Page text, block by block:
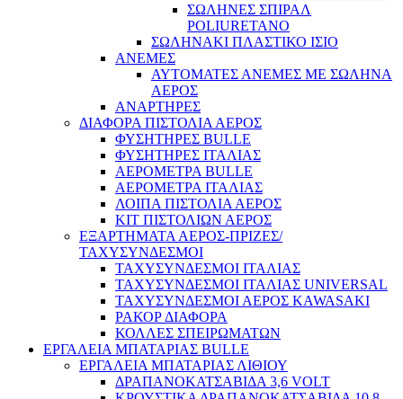
ΣΩΛΗΝΕΣ ΣΠΙΡΑΛ
POLIURETANO
ΣΩΛΗΝΑΚΙ ΠΛΑΣΤΙΚΟ ΙΣΙΟ
ΑΝΕΜΕΣ
ΑΥΤΟΜΑΤΕΣ ΑΝΕΜΕΣ ΜΕ ΣΩΛΗΝΑ
ΑΕΡΟΣ
ΑΝΑΡΤΗΡΕΣ
ΔΙΑΦΟΡΑ ΠΙΣΤΟΛΙΑ ΑΕΡΟΣ
ΦΥΣΗΤΗΡΕΣ BULLE
ΦΥΣΗΤΗΡΕΣ ΙΤΑΛΙΑΣ
ΑΕΡΟΜΕΤΡΑ BULLE
ΑΕΡΟΜΕΤΡΑ ΙΤΑΛΙΑΣ
ΛΟΙΠΑ ΠΙΣΤΟΛΙΑ ΑΕΡΟΣ
ΚΙΤ ΠΙΣΤΟΛΙΩΝ ΑΕΡΟΣ
ΕΞΑΡΤΗΜΑΤΑ ΑΕΡΟΣ-ΠΡΙΖΕΣ/
ΤΑΧΥΣΥΝΔΕΣΜΟΙ
ΤΑΧΥΣΥΝΔΕΣΜΟΙ ΙΤΑΛΙΑΣ
ΤΑΧΥΣΥΝΔΕΣΜΟΙ ΙΤΑΛΙΑΣ UNIVERSAL
ΤΑΧΥΣΥΝΔΕΣΜΟΙ ΑΕΡΟΣ KAWASAKI
ΡΑΚΟΡ ΔΙΑΦΟΡΑ
ΚΟΛΛΕΣ ΣΠΕΙΡΩΜΑΤΩΝ
ΕΡΓΑΛΕΙΑ ΜΠΑΤΑΡΙΑΣ BULLE
ΕΡΓΑΛΕΙΑ ΜΠΑΤΑΡΙΑΣ ΛΙΘΙΟΥ
ΔΡΑΠΑΝΟΚΑΤΣΑΒΙΔΑ 3,6 VOLT